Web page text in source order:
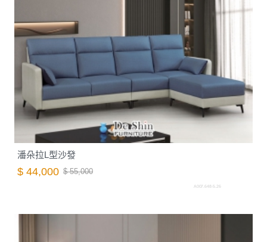
潘朵拉L型沙發
$ 44,000 $ 55,000
A007.648-5.26